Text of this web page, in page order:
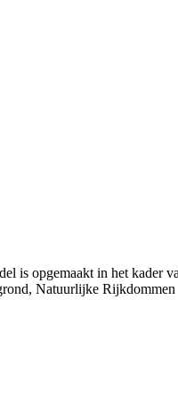
opgemaakt in het kader
Natuurlijke Rijkdommen